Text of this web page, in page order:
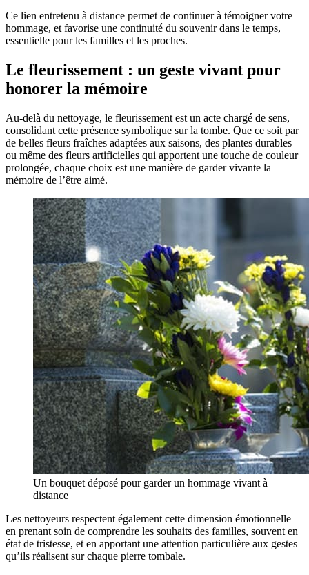
Ce lien entretenu à distance permet de continuer à témoigner votre
hommage, et favorise une continuité du souvenir dans le temps,
essentielle pour les familles et les proches.
Le fleurissement : un geste vivant pour
honorer la mémoire
Au-delà du nettoyage, le fleurissement est un acte chargé de sens,
consolidant cette présence symbolique sur la tombe. Que ce soit par
de belles fleurs fraîches adaptées aux saisons, des plantes durables
ou même des fleurs artificielles qui apportent une touche de couleur
prolongée, chaque choix est une manière de garder vivante la
mémoire de l’être aimé.
Un bouquet déposé pour garder un hommage vivant à
distance
Les nettoyeurs respectent également cette dimension émotionnelle
en prenant soin de comprendre les souhaits des familles, souvent en
état de tristesse, et en apportant une attention particulière aux gestes
qu’ils réalisent sur chaque pierre tombale.